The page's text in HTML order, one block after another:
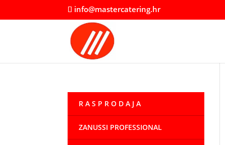
info@mastercatering.hr
R A S P R O D A J A
ZANUSSI PROFESSIONAL